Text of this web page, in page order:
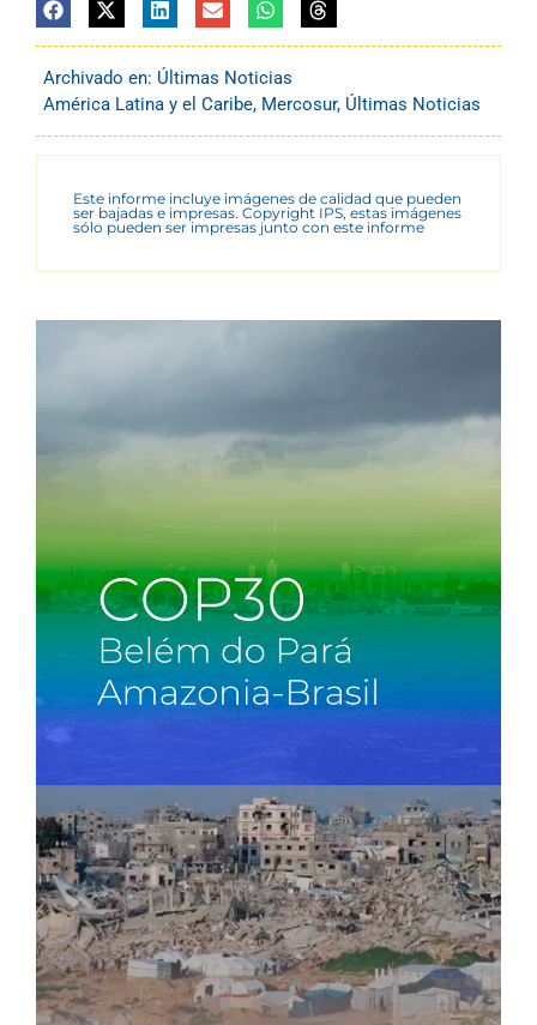
Archivado en: Últimas Noticias
América Latina y el Caribe, Mercosur, Últimas Noticias
Este informe incluye imágenes de calidad que pueden
ser bajadas e impresas. Copyright IPS, estas imágenes
sólo pueden ser impresas junto con este informe